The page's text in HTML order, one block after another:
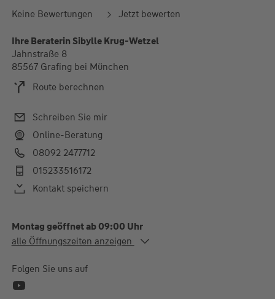
Keine Bewertungen Jetzt bewerten
Ihre Beraterin Sibylle Krug-Wetzel
Jahnstraße 8
85567 Grafing bei München
Route berechnen
Schreiben Sie mir
Online-Beratung
08092 2477712
015233516172
Kontakt speichern
Montag geöffnet ab 09:00 Uhr
Alle Öffnungszeiten
Di. - Mi.
Do.
alle Öffnungszeiten anzeigen
Folgen Sie uns auf